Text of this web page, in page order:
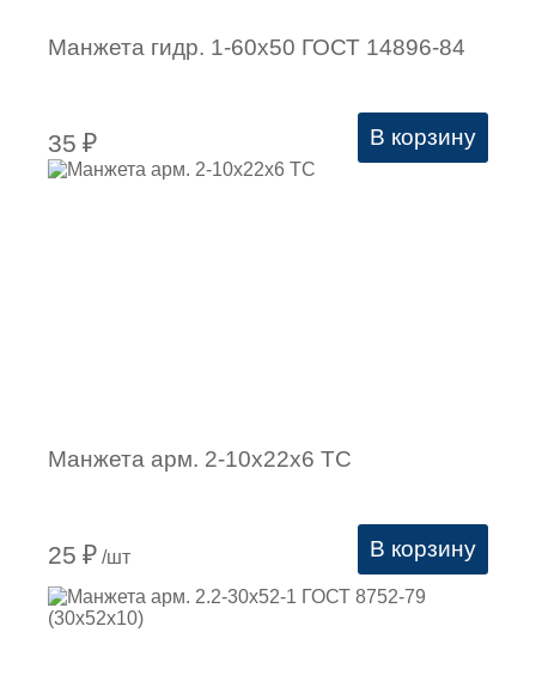
Манжета гидр. 1-60х50 ГОСТ 14896-84
35 ₽ В корзину
Манжета арм. 2-10х22х6 ТC
25 ₽ /шт В корзину